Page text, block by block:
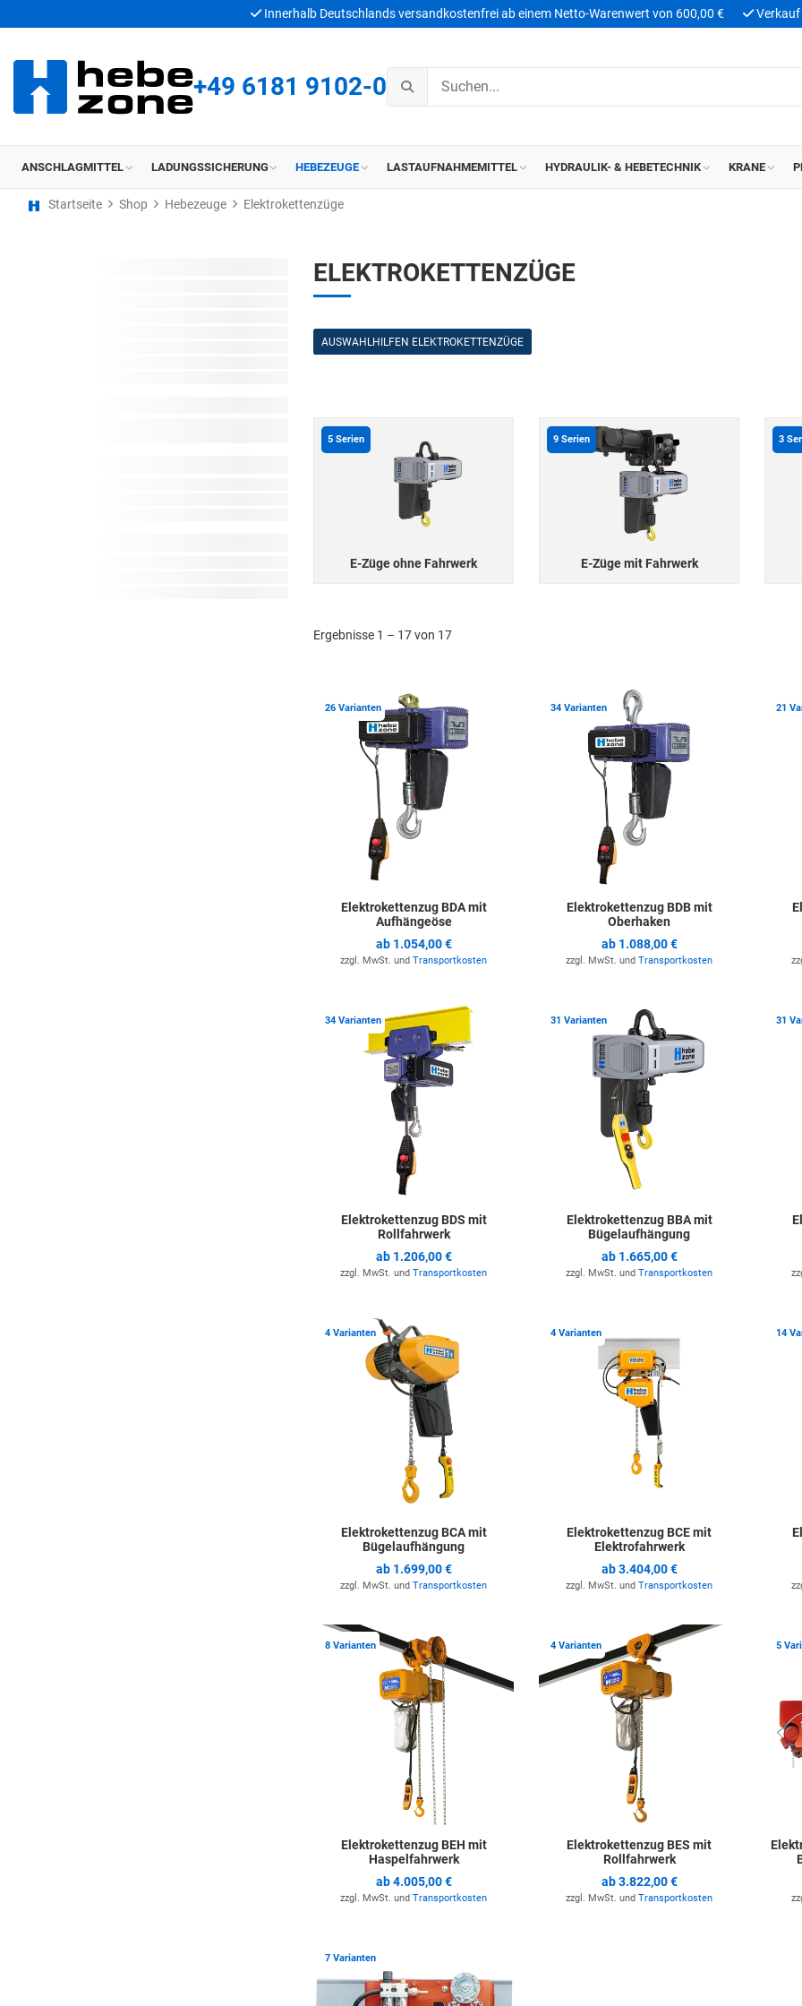
Innerhalb Deutschlands versandkostenfrei ab einem Netto-Warenwert von 600,00 € Verkauf
+49 6181 9102-0
ANSCHLAGMITTEL LADUNGSSICHERUNG HEBEZEUGE LASTAUFNAHMEMITTEL HYDRAULIK- & HEBETECHNIK KRANE
Startseite Shop Hebezeuge Elektrokettenzüge
ELEKTROKETTENZÜGE
AUSWAHLHILFEN ELEKTROKETTENZÜGE
5 Serien
E-Züge ohne Fahrwerk
9 Serien
E-Züge mit Fahrwerk
3
Ergebnisse 1 – 17 von 17
26 Varianten Zur Merkliste hinzufügen
Elektrokettenzug BDA mit
Aufhängeöse
ab 1.054,00 €
zzgl. MwSt. und Transportkosten
34 Varianten Zur
Elektrokettenzug BDB mit
Oberhaken
ab 1.088,00 €
zzgl. MwSt. und Transportkosten
21
34 Varianten Zur Merkliste hinzufügen
Elektrokettenzug BDS mit
Rollfahrwerk
ab 1.206,00 €
zzgl. MwSt. und Transportkosten
31 Varianten Zur
Elektrokettenzug BBA mit
Bügelaufhängung
ab 1.665,00 €
zzgl. MwSt. und Transportkosten
31
4 Varianten Zur Merkliste hinzufügen
Elektrokettenzug BCA mit
Bügelaufhängung
ab 1.699,00 €
zzgl. MwSt. und Transportkosten
4 Varianten Zur
Elektrokettenzug BCE mit
Elektrofahrwerk
ab3.404,00 €
zzgl. MwSt. und Transportkosten
14
8 Varianten Zur Merkliste hinzufügen
Elektrokettenzug BEH mit
Haspelfahrwerk
ab4.005,00 €
zzgl. MwSt. und Transportkosten
4 Varianten Zur
Elektrokettenzug BES mit
Rollfahrwerk
ab3.822,00 €
zzgl. MwSt. und Transportkosten
5
7 Varianten